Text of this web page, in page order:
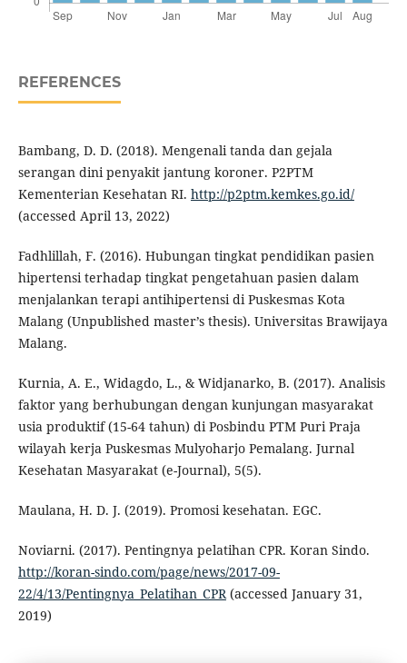
REFERENCES
Bambang, D. D. (2018). Mengenali tanda dan gejala
serangan dini penyakit jantung koroner. P2PTM
Kementerian Kesehatan RI. http://p2ptm.kemkes.go.id/
(accessed April 13, 2022)
Fadhlillah, F. (2016). Hubungan tingkat pendidikan pasien
hipertensi terhadap tingkat pengetahuan pasien dalam
menjalankan terapi antihipertensi di Puskesmas Kota
Malang (Unpublished master’s thesis). Universitas Brawijaya
Malang.
Kurnia, A. E., Widagdo, L., & Widjanarko, B. (2017). Analisis
faktor yang berhubungan dengan kunjungan masyarakat
usia produktif (15-64 tahun) di Posbindu PTM Puri Praja
wilayah kerja Puskesmas Mulyoharjo Pemalang. Jurnal
Kesehatan Masyarakat (e-Journal), 5(5).
Maulana, H. D. J. (2019). Promosi kesehatan. EGC.
Noviarni. (2017). Pentingnya pelatihan CPR. Koran Sindo.
http://koran-sindo.com/page/news/2017-09-
22/4/13/Pentingnya_Pelatihan_CPR(accessed January 31,
2019)